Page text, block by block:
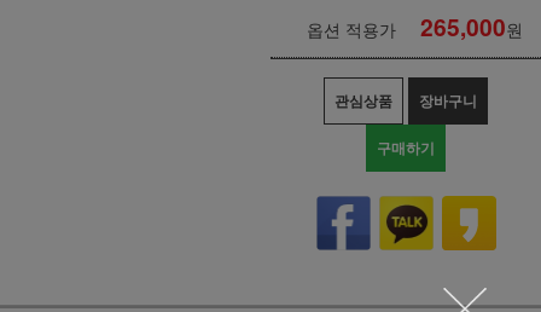
옵션 적용가 265,000원
관심상품 장바구니
구매하기